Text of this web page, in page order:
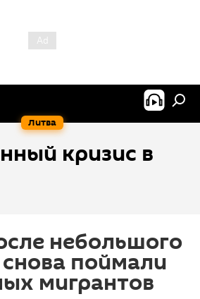
Литва
кризис в
небольшого
поймали
мигрантов